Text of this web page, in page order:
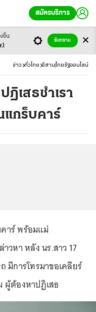
สมัครบริการ
ข่าว ทั่วไทย อีสาน ไทยรัฐออนไลน์
เสธชำเรา
แกร็บคาร์
าร์ พร้อมแม่
วหา หลัง นร.สาว 17
มีการโทรมาขอเคลียร์
ผู้ต้องหาปฏิเสธ
ขึ้น
รับทราบ